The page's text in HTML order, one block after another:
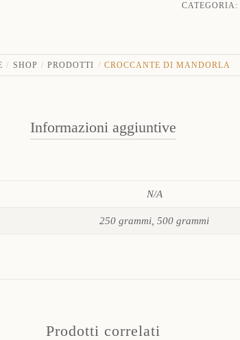
CATEGORIA:
SHOP PRODOTTI CROCCANTE DI MANDORLA
Informazioni aggiuntive
N/A
250 grammi, 500 grammi
Prodotti correlati